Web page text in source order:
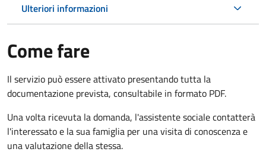
Ulteriori informazioni
Come fare
Il servizio può essere attivato presentando tutta la
documentazione prevista, consultabile in formato PDF.
Una volta ricevuta la domanda, l'assistente sociale contatterà
l'interessato e la sua famiglia per una visita di conoscenza e
una valutazione della stessa.